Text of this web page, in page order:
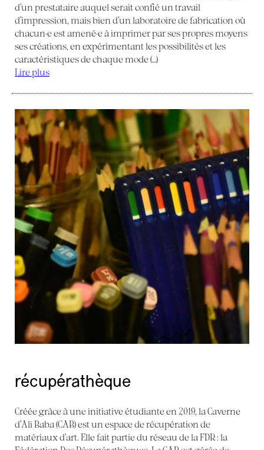
d’un prestataire auquel serait confié un travail
d’impression, mais bien d’un laboratoire de fabrication où
chacun·e est amené·e à imprimer par ses propres moyens
ses créations, en expérimentant les possibilités et les
caractéristiques de chaque mode (…)
Lire plus
récupérathèque
Créée grâce à une initiative étudiante en 2019, la Caverne
d’Ali Baba (CAB) est un espace de récupération de
matériaux d’art. Elle fait partie du réseau de la FDR : la